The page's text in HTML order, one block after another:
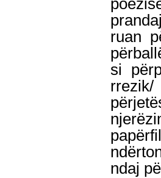
ruan
si
ndaj